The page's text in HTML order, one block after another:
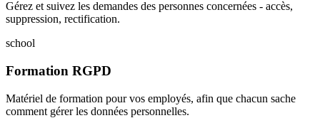
Gérez et suivez les demandes des personnes concernées - accès,
suppression, rectification.
school
Formation RGPD
Matériel de formation pour vos employés, afin que chacun sache
comment gérer les données personnelles.